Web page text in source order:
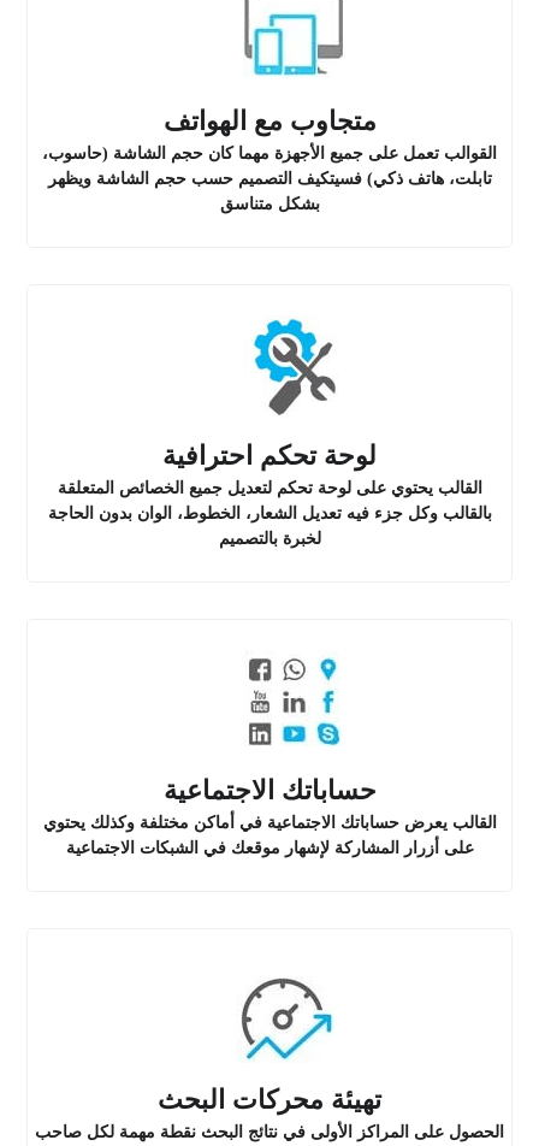
متجاوب مع الهواتف
القوالب تعمل على جميع الأجهزة مهما كان حجم الشاشة (حاسوب،
تابلت، هاتف ذكي) فسيتكيف التصميم حسب حجم الشاشة ويظهر
بشكل متناسق
لوحة تحكم احترافية
القالب يحتوي على لوحة تحكم لتعديل جميع الخصائص المتعلقة
بالقالب وكل جزء فيه تعديل الشعار، الخطوط، الوان بدون الحاجة
لخبرة بالتصميم
حساباتك الاجتماعية
القالب يعرض حساباتك الاجتماعية في أماكن مختلفة وكذلك يحتوي
على أزرار المشاركة لإشهار موقعك في الشبكات الاجتماعية
تهيئة محركات البحث
الحصول على المراكز الأولى في نتائج البحث نقطة مهمة لكل صاحب